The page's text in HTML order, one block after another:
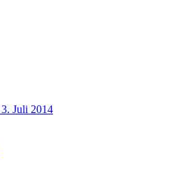
3. Juli 2014